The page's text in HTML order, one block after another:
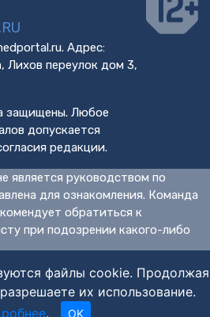
Адрес:
Лихов переулок дом 3,
защищены. Любое
допускается
редакции.
является руководством по
для ознакомления. Команда
обратиться к
при подозрении какого-либо
НЕОБХОДИМА
файлы cookie. Продолжая
их использование.
. OK